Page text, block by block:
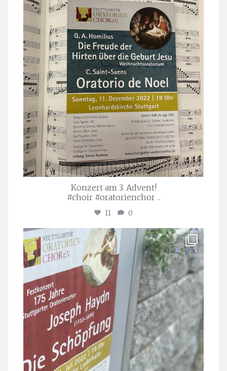
stuttgarter_oratorienchor
Nov. 29
Konzert am 3. Advent!
#choir #oratorienchor ...
11 0
stuttgarter_oratorienchor
Juli 23